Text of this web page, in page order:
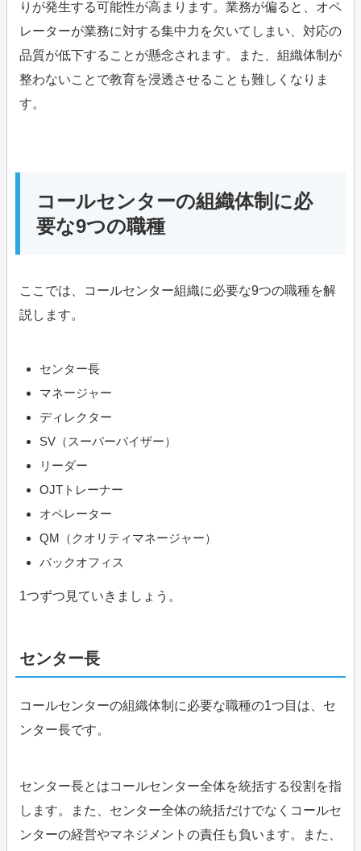
りが発生する可能性が高まります。業務が偏ると、オペ
レーターが業務に対する集中力を欠いてしまい、対応の
品質が低下することが懸念されます。また、組織体制が
整わないことで教育を浸透させることも難しくなりま
す。
コールセンターの組織体制に必
要な9つの職種
ここでは、コールセンター組織に必要な9つの職種を解
説します。
センター長
マネージャー
ディレクター
SV（スーパーバイザー）
リーダー
OJTトレーナー
オペレーター
QM（クオリティマネージャー）
バックオフィス
1つずつ見ていきましょう。
センター長
コールセンターの組織体制に必要な職種の1つ目は、セ
ンター長です。
センター長とはコールセンター全体を統括する役割を指
します。また、センター全体の統括だけでなくコールセ
ンターの経営やマネジメントの責任も負います。また、